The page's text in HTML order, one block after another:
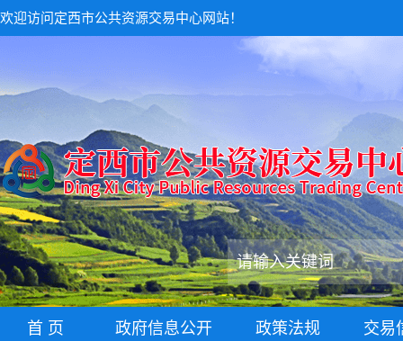
欢迎访问定西市公共资源交易中心网站！
首 页 政府信息公开 政策法规 交易